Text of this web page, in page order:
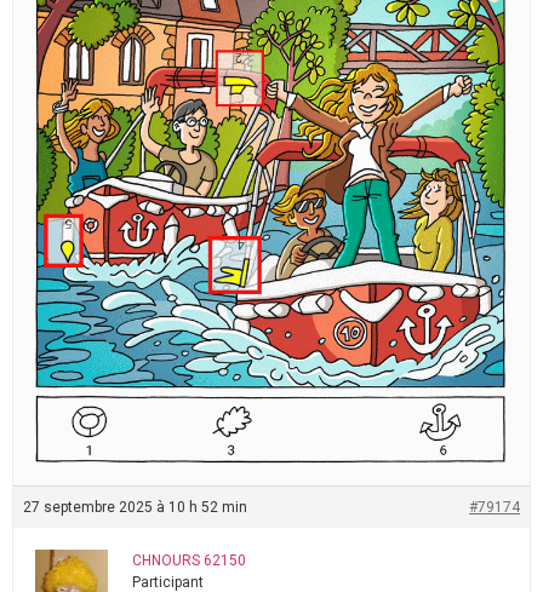
27 septembre 2025 à 10 h 52 min #79174
CHNOURS 62150
Participant